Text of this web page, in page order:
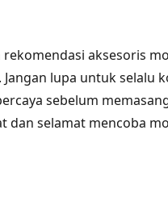
rekomendasi aksesoris
Jangan lupa untuk selalu
sebelum
dan selamat mencoba